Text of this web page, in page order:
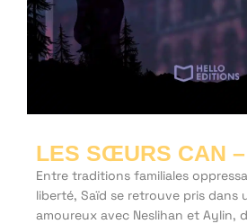
LES SŒURS CAN
Entre traditions familiales
liberté, Saïd se retrouve pris dans
amoureux avec Neslihan et Aylin,